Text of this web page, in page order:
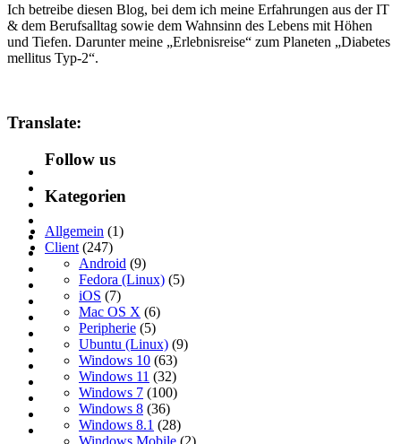
Ich betreibe diesen Blog, bei dem ich meine Erfahrungen aus der IT
& dem Berufsalltag sowie dem Wahnsinn des Lebens mit Höhen
und Tiefen. Darunter meine „Erlebnisreise“ zum Planeten „Diabetes
mellitus Typ-2“.
Translate:
Follow us
Kategorien
Allgemein (1)
Client (247)
Android (9)
Fedora (Linux) (5)
iOS (7)
Mac OS X (6)
Peripherie (5)
Ubuntu (Linux) (9)
Windows 10 (63)
Windows 11 (32)
Windows 7 (100)
Windows 8 (36)
Windows 8.1 (28)
Windows Mobile (2)